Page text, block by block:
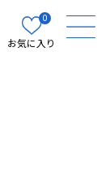
0
お気に入り